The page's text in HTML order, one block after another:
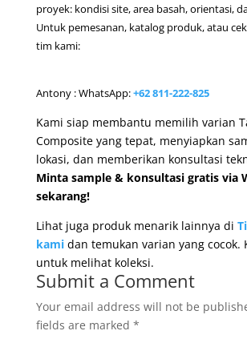
proyek: kondisi site, area basah, orientasi,
Untuk pemesanan, katalog produk, atau
tim kami:
Antony : WhatsApp:+62 811-222-825
Kami siap membantu memilih varian
Composite yang tepat, menyiapkan
lokasi, dan memberikan konsultasi
Minta sample & konsultasi gratis via
sekarang!
Lihat juga produk menarik lainnya di
kamidan temukan varian yang cocok.
untuk melihat koleksi.
Submit a Comment
Your email address will not be
fields are marked *